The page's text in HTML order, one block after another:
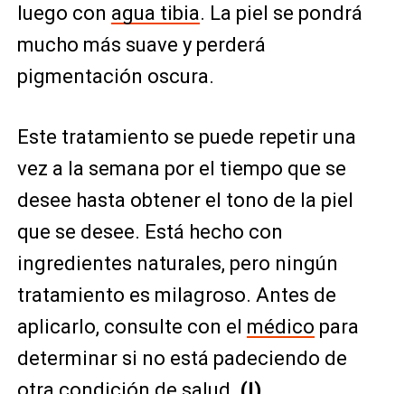
luego con agua tibia. La piel se pondrá
mucho más suave y perderá
pigmentación oscura.
Este tratamiento se puede repetir una
vez a la semana por el tiempo que se
desee hasta obtener el tono de la piel
que se desee. Está hecho con
ingredientes naturales, pero ningún
tratamiento es milagroso. Antes de
aplicarlo, consulte con el médico para
determinar si no está padeciendo de